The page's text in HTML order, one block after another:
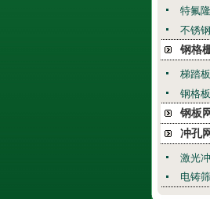
特氟
不锈
钢格
梯踏板
钢格板
钢板
冲孔
激光
电铸